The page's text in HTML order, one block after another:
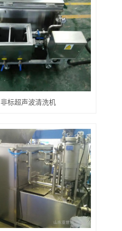
非标超声波清洗机